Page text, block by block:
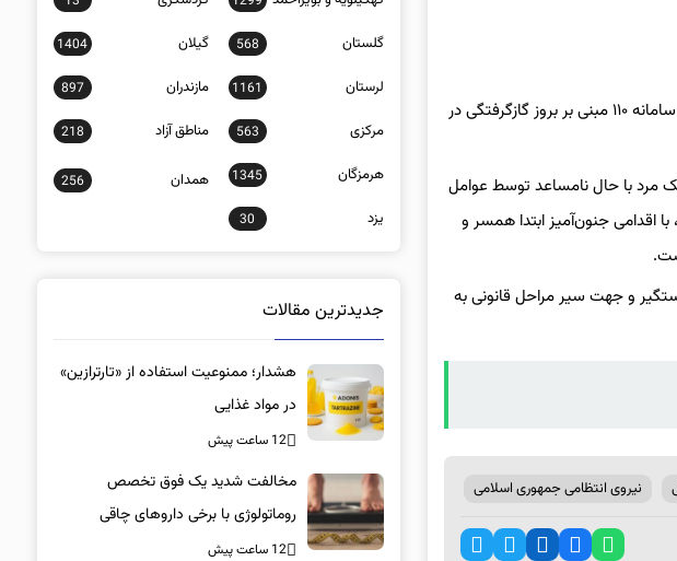
به گزارش برگزیده به نقل از پلیس، این مقام انتظامی در تشریح جزئیات این حادثه اظهار کرد: در پی تماس شهروندان با سامانه ۱۱۰ مبنی بر بروز گازگرفتگی در
مرد با حال نامساعد توسط عوامل
اقدامی جنون‌آمیز ابتدا همسر و
و جهت سیر مراحل قانونی به
نیروی انتظامی جمهوری اسلامی
گلستان 568 گیلان 1404
لرستان 1161 مازندران 897
مرکزی 563 مناطق آزاد 218
هرمزگان 1345 همدان 256
یزد 30
جدیدترین مقالات
هشدار؛ ممنوعیت استفاده از «تارترازین»
در مواد غذایی
12 ساعت پیش
مخالفت شدید یک فوق تخصص
روماتولوژی با برخی داروهای چاقی
12 ساعت پیش